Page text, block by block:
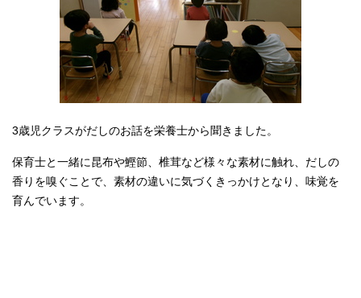
3歳児クラスがだしのお話を栄養士から聞きました。
保育士と一緒に昆布や鰹節、椎茸など様々な素材に触れ、だしの
香りを嗅ぐことで、素材の違いに気づくきっかけとなり、味覚を
育んでいます。